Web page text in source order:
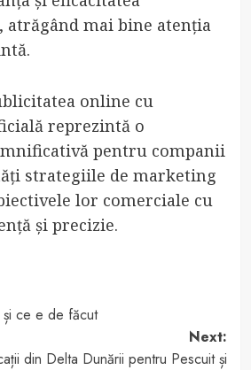
atrăgând mai bine atenția
online cu
reprezintă o
pentru companii
strategiile de marketing
lor comerciale cu
și precizie.
și ce e de făcut
Next:
din Delta Dunării pentru Pescuit și